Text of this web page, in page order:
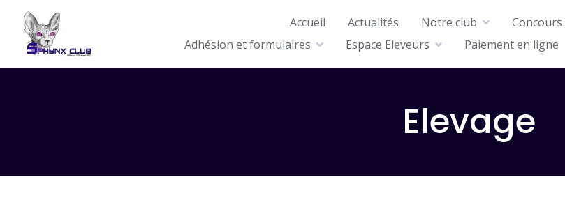
Accueil Actualités Notre club
Adhésion et formulaires
Espace Eleveurs Paiement en ligne
Elevage